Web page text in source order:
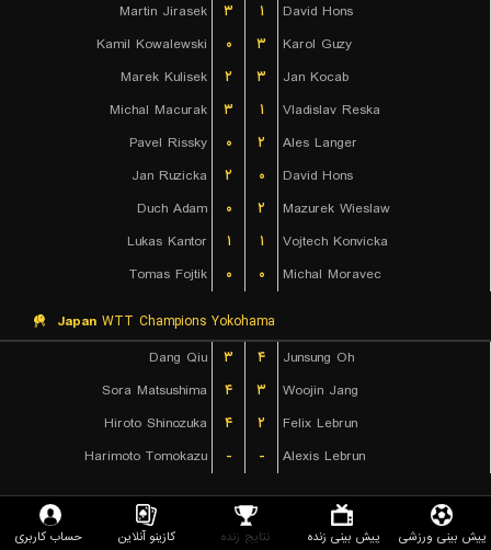
Martin Jirasek
۳ ۱
David Hons
Kamil Kowalewski
۰ ۳
Karol Guzy
Marek Kulisek
۲ ۳
Jan Kocab
Michal Macurak
۳ ۱
Vladislav Reska
Pavel Rissky
۰ ۲
Ales Langer
Jan Ruzicka
۲ ۰
David Hons
Duch Adam
۰ ۲
Mazurek Wieslaw
Lukas Kantor
۱ ۱
Vojtech Konvicka
Tomas Fojtik
۰ ۰ Michal Moravec
Japan WTT Champions Yokohama
Dang Qiu
۳ ۴
Junsung Oh
Sora Matsushima
۴ ۳
Woojin Jang
Hiroto Shinozuka
۴ ۲
Felix Lebrun
Harimoto Tomokazu
- - Alexis Lebrun
JapanWTT Champions Yokohama Women
Satsuki Odo
۰ ۴ Chen Xingtong پیش بینی ورزشی پیش بینی زنده نتایج زنده کازینو آنلاین حساب کاربری